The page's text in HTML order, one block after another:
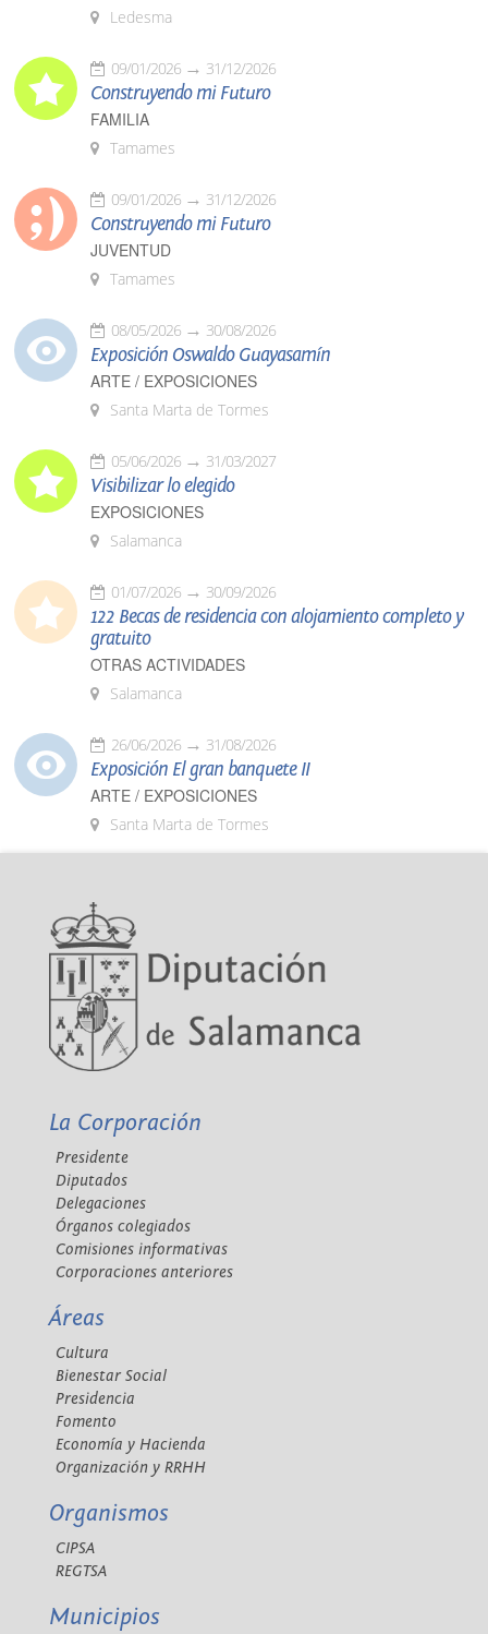
Ledesma
09/01/2026 31/12/2026
Construyendo mi Futuro
FAMILIA
Tamames
09/01/2026 31/12/2026
Construyendo mi Futuro
JUVENTUD
Tamames
08/05/2026 30/08/2026
Exposición Oswaldo Guayasamín
ARTE / EXPOSICIONES
Santa Marta de Tormes
05/06/2026 31/03/2027
Visibilizar lo elegido
EXPOSICIONES
Salamanca
01/07/2026 30/09/2026
122 Becas de residencia con alojamiento completo y
gratuito
OTRAS ACTIVIDADES
Salamanca
26/06/2026 31/08/2026
Exposición El gran banquete II
ARTE / EXPOSICIONES
Santa Marta de Tormes
La Corporación
Presidente
Diputados
Delegaciones
Órganos colegiados
Comisiones informativas
Corporaciones anteriores
Áreas
Cultura
Bienestar Social
Presidencia
Fomento
Economía y Hacienda
Organización y RRHH
Organismos
CIPSA
REGTSA
Municipios